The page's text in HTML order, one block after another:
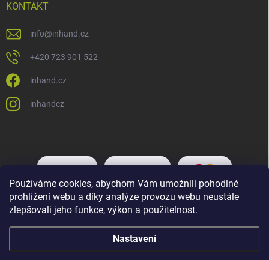
Používáme cookies, abychom Vám umožnili pohodlné
prohlížení webu a díky analýze provozu webu neustále
zlepšovali jeho funkce, výkon a použitelnost.
Nastavení
KONTAKT
info@inhand.cz
+420 723 901 522
inhand.cz
inhandcz